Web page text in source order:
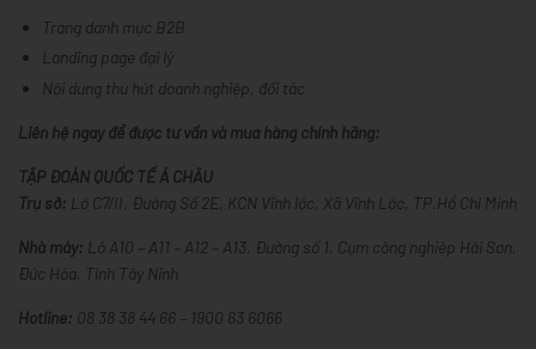
Trang danh mục B2B
Landing page đại lý
Nội dung thu hút doanh nghiệp, đối tác
Liên hệ ngay để được tư vấn và mua hàng chính hãng:
TẬP ĐOÀN QUỐC TẾ Á CHÂU
Trụ sở: Lô C7/II, Đường Số 2E, KCN Vĩnh lộc, Xã Vĩnh Lộc, TP.Hồ Chí Minh
Nhà máy: Lô A10 – A11 – A12 – A13, Đường số 1, Cụm công nghiệp Hải Sơn,
Đức Hòa, Tỉnh Tây Ninh
Hotline: 08 38 38 44 66 – 1900 63 6066